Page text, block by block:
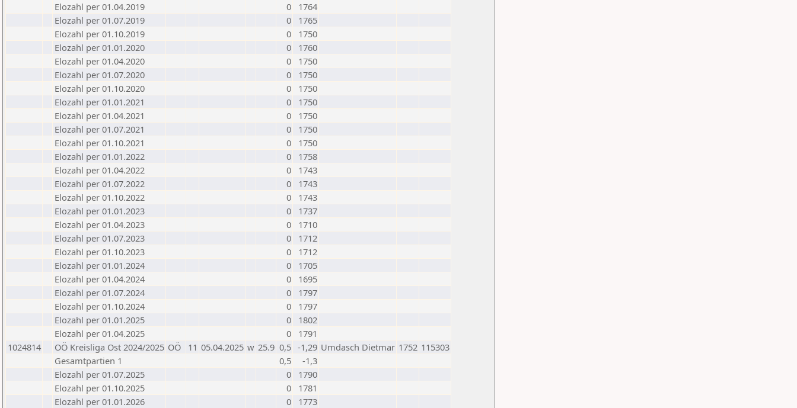
Elozahl per 01.04.2019
0
1764
Elozahl per 01.07.2019
0
1765
Elozahl per 01.10.2019
0
1750
Elozahl per 01.01.2020
0
1760
Elozahl per 01.04.2020
0
1750
Elozahl per 01.07.2020
0
1750
Elozahl per 01.10.2020
0
1750
Elozahl per 01.01.2021
0
1750
Elozahl per 01.04.2021
0
1750
Elozahl per 01.07.2021
0
1750
Elozahl per 01.10.2021
0
1750
Elozahl per 01.01.2022
0
1758
Elozahl per 01.04.2022
0
1743
Elozahl per 01.07.2022
0
1743
Elozahl per 01.10.2022
0
1743
Elozahl per 01.01.2023
0
1737
Elozahl per 01.04.2023
0
1710
Elozahl per 01.07.2023
0
1712
Elozahl per 01.10.2023
0
1712
Elozahl per 01.01.2024
0
1705
Elozahl per 01.04.2024
0
1695
Elozahl per 01.07.2024
0
1797
Elozahl per 01.10.2024
0
1797
Elozahl per 01.01.2025
0
1802
Elozahl per 01.04.2025
0
1791
1024814
OÖ Kreisliga Ost 2024/2025 OÖ 11 05.04.2025 w 25.9 0,5 -1,29 Umdasch Dietmar 1752 115303
Gesamtpartien 1
0,5
-1,3
Elozahl per 01.07.2025
0
1790
Elozahl per 01.10.2025
0
1781
Elozahl per 01.01.2026
0 1773